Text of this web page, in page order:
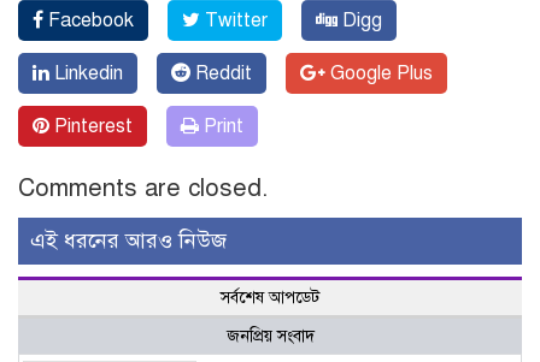
Facebook Twitter Digg
Linkedin Reddit Google Plus
Pinterest Print
Comments are closed.
এই ধরনের আরও নিউজ
সর্বশেষ আপডেট
জনপ্রিয় সংবাদ